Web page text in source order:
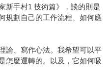
手村1 技術篇》，談的則是
規劃自己的工作流程、如何應
論、寫作心法。我希望可以平
怎麼運轉的。以及，它如何吸